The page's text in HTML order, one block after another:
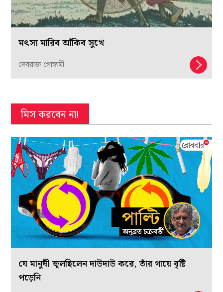
মৎস্য মারিব আঁকিব সুখে
দেবরাজ গোস্বামী
মিস করবেন না!
যে মানুষী জ্বলছিলেন দাউদাউ করে, তাঁর গায়ে বৃষ্টি
পড়েনি